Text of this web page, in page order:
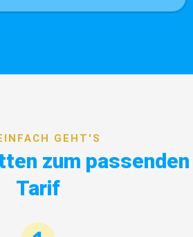
GEHT'S
zum passenden
Tarif